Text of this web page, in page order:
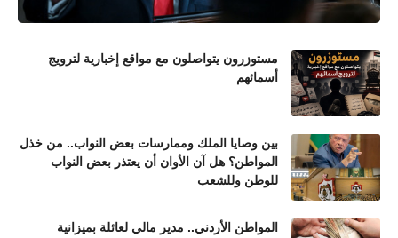
مستوزرون يتواصلون مع مواقع إخبارية لترويج
أسمائهم
بين وصايا الملك وممارسات بعض النواب.. من خذل
المواطن؟ هل آن الأوان أن يعتذر بعض النواب
للوطن وللشعب
المواطن الأردني.. مدير مالي لعائلة بميزانية